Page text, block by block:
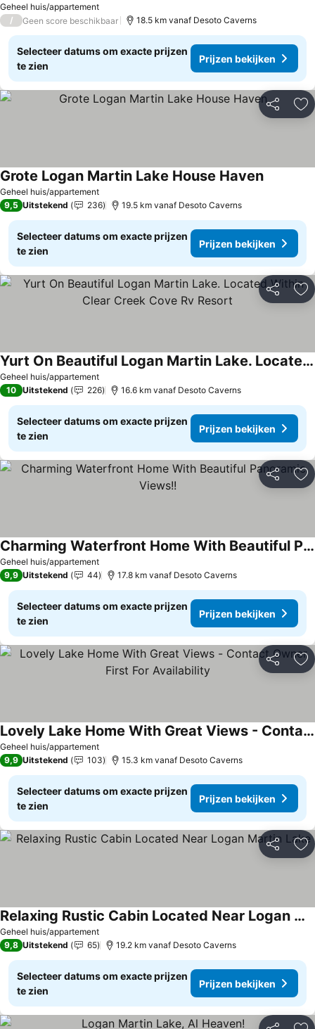
Geheel huis/appartement
/ Geen score beschikbaar 18.5 km vanaf Desoto Caverns
Selecteer datums om exacte prijzen
te zien
Prijzen bekijken
Delen
Geheel huis/appartement
Grote Logan Martin Lake House Haven
9,5 Uitstekend 236 19.5 km vanaf Desoto Caverns
Selecteer datums om exacte prijzen
te zien
Prijzen bekijken
Delen
Geheel huis/appartement
Yurt On Beautiful Logan Martin Lake. Located Within Clear Creek Cove Rv Resort
10 Uitstekend 226 16.6 km vanaf Desoto Caverns
Selecteer datums om exacte prijzen
te zien
Prijzen bekijken
Delen
Geheel huis/appartement
Charming Waterfront Home With Beautiful Panoramic Views!!
9,9 Uitstekend 44 17.8 km vanaf Desoto Caverns
Selecteer datums om exacte prijzen
te zien
Prijzen bekijken
Delen
Geheel huis/appartement
Lovely Lake Home With Great Views - Contact Owner First For Availability
9,9 Uitstekend 103 15.3 km vanaf Desoto Caverns
Selecteer datums om exacte prijzen
te zien
Prijzen bekijken
Delen
Geheel huis/appartement
Relaxing Rustic Cabin Located Near Logan Martin Lake
9,8 Uitstekend 65 19.2 km vanaf Desoto Caverns
Selecteer datums om exacte prijzen
te zien
Prijzen bekijken